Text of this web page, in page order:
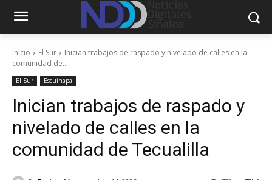
Inicio El Sur
Inician trabajos de raspado y nivelado de calles en la
comunidad de...
El Sur Escuinapa
Inician trabajos de raspado y
nivelado de calles en la
comunidad de Tecualilla